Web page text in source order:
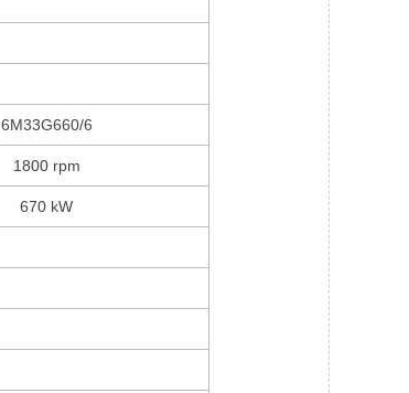
6M33G660/6
1800 rpm
670 kW